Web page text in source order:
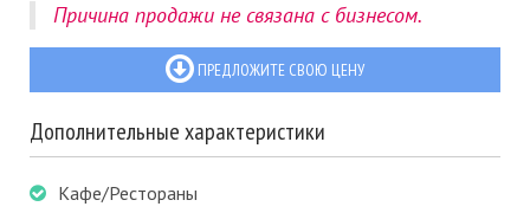
Причина продажи не связана с бизнесом.
ПРЕДЛОЖИТЕ СВОЮ ЦЕНУ
Дополнительные характеристики
Кафе/Рестораны